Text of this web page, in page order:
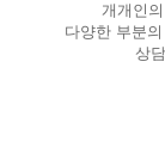
개개인
다양한 부분
상